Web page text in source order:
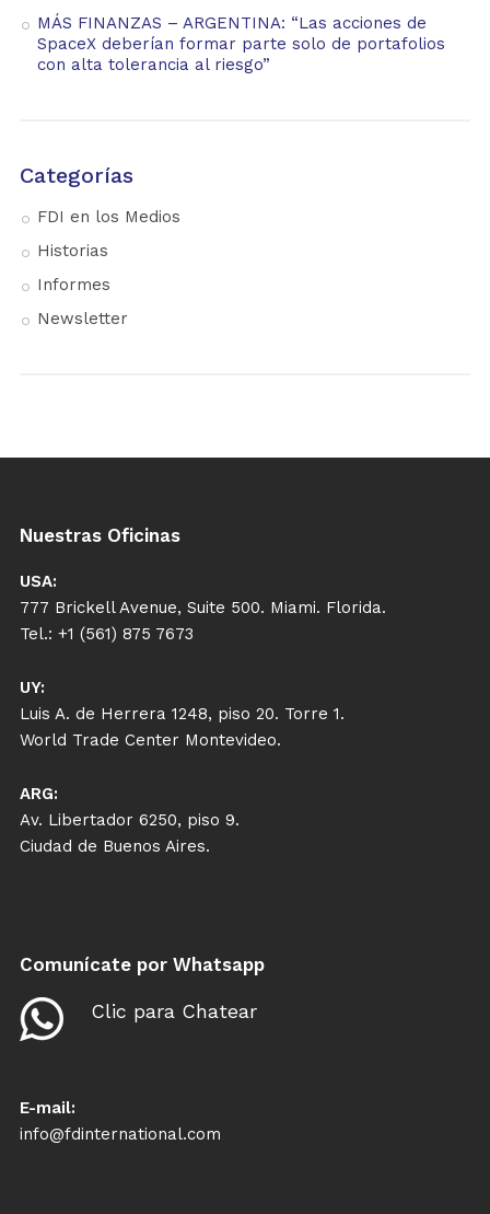
MÁS FINANZAS – ARGENTINA: “Las acciones de
SpaceX deberían formar parte solo de portafolios
con alta tolerancia al riesgo”
Categorías
FDI en los Medios
Historias
Informes
Newsletter
Nuestras Oficinas
USA:
777 Brickell Avenue, Suite 500. Miami. Florida.
Tel.: +1 (561) 875 7673
UY:
Luis A. de Herrera 1248, piso 20. Torre 1.
World Trade Center Montevideo.
ARG:
Av. Libertador 6250, piso 9.
Ciudad de Buenos Aires.
Comunícate por Whatsapp
Clic para Chatear
E-mail:
info@fdinternational.com